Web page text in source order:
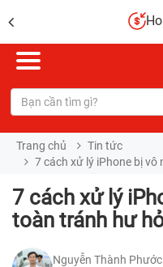
Trang chủ
Tin tức
7 cách xử lý iPhone bị
7 cách xử lý
toàn tránh hư
Nguyễn Thành Phước